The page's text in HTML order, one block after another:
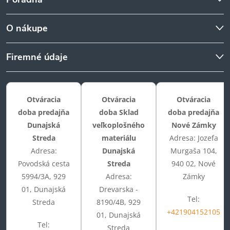
O nákupe
Firemné údaje
Otváracia
doba predajňa
Dunajská
Streda
Adresa:
Povodská cesta
5994/3A, 929
01, Dunajská
Streda
Tel:
Otváracia
doba Sklad
veľkoplošného
materiálu
Dunajská
Streda
Adresa:
Drevarska -
8190/4B, 929
01, Dunajská
Streda
Otváracia
doba predajňa
Nové Zámky
Adresa: Jozefa
Murgaša 104,
940 02, Nové
Zámky
Tel:
+421904152105